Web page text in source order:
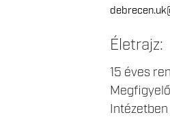
Életrajz:
15 éves